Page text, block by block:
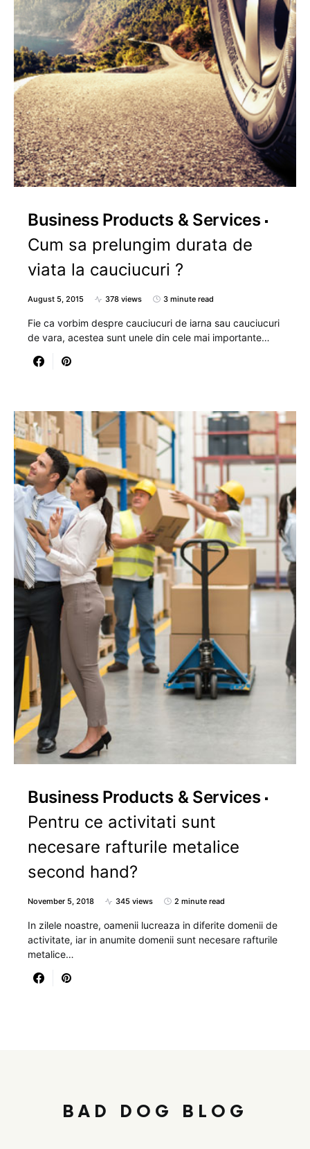
Business Products & Services
Cum sa prelungim durata de
viata la cauciucuri ?
August 5, 2015 378 views 3 minute read
Fie ca vorbim despre cauciucuri de iarna sau cauciucuri
de vara, acestea sunt unele din cele mai importante…
Business Products & Services
Pentru ce activitati sunt
necesare rafturile metalice
second hand?
November 5, 2018 345 views 2 minute read
In zilele noastre, oamenii lucreaza in diferite domenii de
activitate, iar in anumite domenii sunt necesare rafturile
metalice…
BAD DOG BLOG